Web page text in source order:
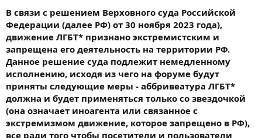
В связи с решением Верховного суда Российской
Федерации (далее РФ) от 30 ноября 2023 года),
движение ЛГБТ* признано экстремистским и
запрещена его деятельность на территории РФ.
Данное решение суда подлежит немедленному
исполнению, исходя из чего на форуме будут
приняты следующие меры - аббривеатура ЛГБТ*
должна и будет применяться только со звездочкой
(она означает иноагента или связанное с
экстремизмом движение, которое запрещено в РФ),
все ради того чтобы посетители и пользователи